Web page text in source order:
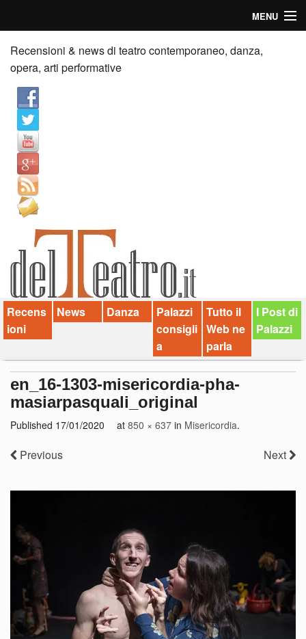
MENU
Home
Recensioni
Anticipazioni
News
Palazzi consiglia
Video
Chi siamo
Contatti
dT in English
Recensioni & news di teatro contemporaneo, danza,
opera, arti performative
Recens
ioni
News Danza
Palazzi
consigli
a
Tutto il
Web ne
parla
I Post di
Palazzi
en_16-1303-misericordia-pha-
masiarpasquali_original
Published 17/01/2020 at 850 × 637 in Misericordia.
Previous Next